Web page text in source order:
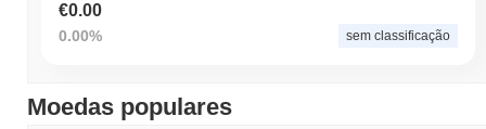
€0.00
0.00% sem classificação
Moedas populares